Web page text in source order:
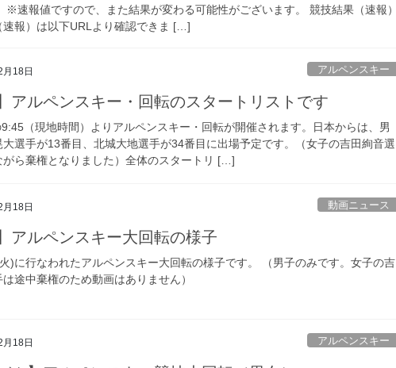
※速報値ですので、また結果が変わる可能性がございます。 競技結果（速報）
速報）は以下URLより確認できま […]
18日 アルペンスキー
アルペンスキー・回転のスタートリストです
（現地時間）よりアルペンスキー・回転が開催されます。日本からは、男
大選手が13番目、北城大地選手が34番目に出場予定です。（女子の吉田絢音選
がら棄権となりました）全体のスタートリ […]
18日 動画ニュース
アルペンスキー大回転の様子
)に行なわれたアルペンスキー大回転の様子です。 （男子のみです。女子の吉
途中棄権のため動画はありません）
18日 アルペンスキー